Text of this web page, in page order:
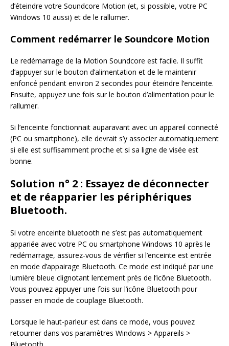
d’éteindre votre Soundcore Motion (et, si possible, votre PC
Windows 10 aussi) et de le rallumer.
Comment redémarrer le Soundcore Motion
Le redémarrage de la Motion Soundcore est facile. Il suffit
d’appuyer sur le bouton d’alimentation et de le maintenir
enfoncé pendant environ 2 secondes pour éteindre l’enceinte.
Ensuite, appuyez une fois sur le bouton d’alimentation pour le
rallumer.
Si l’enceinte fonctionnait auparavant avec un appareil connecté
(PC ou smartphone), elle devrait s’y associer automatiquement
si elle est suffisamment proche et si sa ligne de visée est
bonne.
Solution n° 2 : Essayez de déconnecter
et de réapparier les périphériques
Bluetooth.
Si votre enceinte bluetooth ne s’est pas automatiquement
appariée avec votre PC ou smartphone Windows 10 après le
redémarrage, assurez-vous de vérifier si l’enceinte est entrée
en mode d’appairage Bluetooth. Ce mode est indiqué par une
lumière bleue clignotant lentement près de l’icône Bluetooth.
Vous pouvez appuyer une fois sur l’icône Bluetooth pour
passer en mode de couplage Bluetooth.
Lorsque le haut-parleur est dans ce mode, vous pouvez
retourner dans vos paramètres Windows > Appareils >
Bluetooth.